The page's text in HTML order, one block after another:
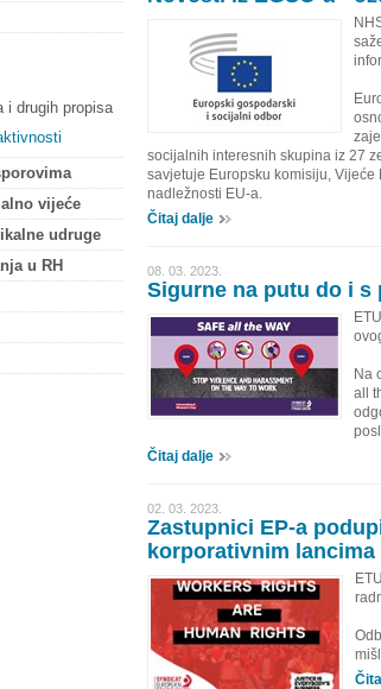
socijalnih interesnih skupina iz 27
savjetuje Europsku komisiju,
nadležnosti EU-a.
Čitaj dalje
08. 03. 2023.
Sigurne na putu do i s
Na
all
Čitaj dalje
02. 03. 2023.
Zastupnici EP-a
korporativnim
i drugih propisa
vijeće
udruge
u RH